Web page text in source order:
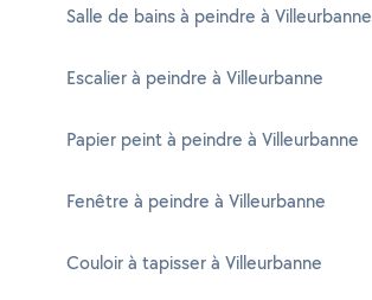
Salle de bains à peindre à Villeurbanne
Escalier à peindre à Villeurbanne
Papier peint à peindre à Villeurbanne
Fenêtre à peindre à Villeurbanne
Couloir à tapisser à Villeurbanne